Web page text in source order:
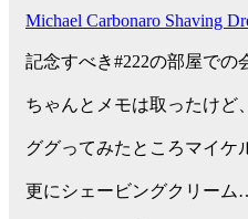
Michael Carbonaro Shaving
記念すべき#222の部屋での
ちゃんとメモは取ったけど
ググってみたところマイケ
更にシェービングクリーム